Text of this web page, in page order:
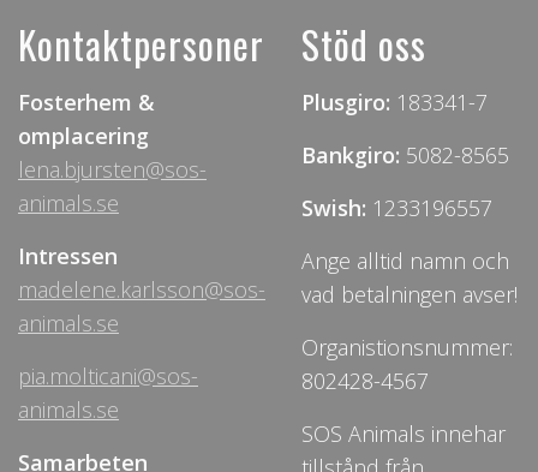
Kontaktpersoner
Fosterhem &
omplacering
lena.bjursten@sos-
animals.se
Intressen
madelene.karlsson@sos-
animals.se
pia.molticani@sos-
animals.se
Samarbeten
Stöd oss
Plusgiro: 183341-7
Bankgiro: 5082-8565
Swish: 1233196557
Ange alltid namn och
vad betalningen avser!
Organistionsnummer:
802428-4567
SOS Animals innehar